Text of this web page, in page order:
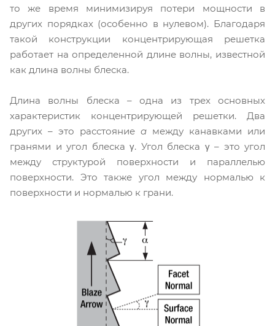
то же время минимизируя потери мощности в
других порядках (особенно в нулевом). Благодаря
такой конструкции концентрирующая решетка
работает на определенной длине волны, известной
как длина волны блеска.
Длина волны блеска – одна из трех основных
характеристик концентрирующей решетки. Два
других – это расстояние a между канавками или
гранями и угол блеска γ. Угол блеска γ – это угол
между структурой поверхности и параллелью
поверхности. Это также угол между нормалью к
поверхности и нормалью к грани.